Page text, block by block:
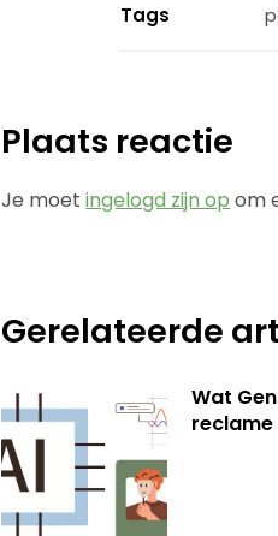
Tags
Plaats reactie
Je moetingelogd zijn op om
Gerelateerde
Wat
reclame